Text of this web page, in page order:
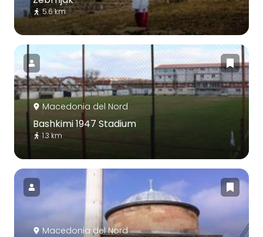
5.6 km
Macedonia del Nord
Bashkimi 1947 Stadium
1.3 km
Macedonia del Nord